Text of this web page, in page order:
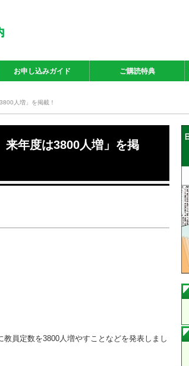
お申し込みガイド ご購読特典
人増」を掲載！
年度は3800人増」を掲
員定数を3800人増やすことなどを発表しまし